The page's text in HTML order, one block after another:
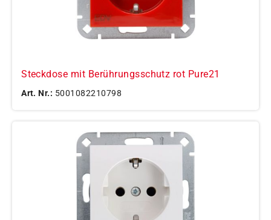
Steckdose mit Berührungsschutz rot Pure21
Art. Nr.: 5001082210798